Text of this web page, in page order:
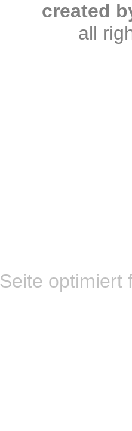
created
all
Seite optimiert